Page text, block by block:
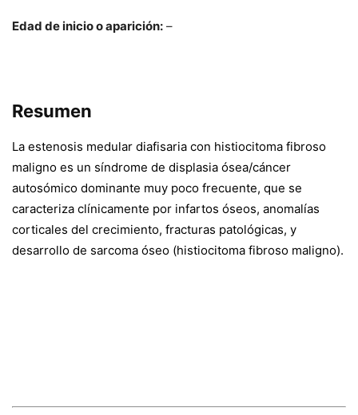
Edad de inicio o aparición: –
Resumen
La estenosis medular diafisaria con histiocitoma fibroso
maligno es un síndrome de displasia ósea/cáncer
autosómico dominante muy poco frecuente, que se
caracteriza clínicamente por infartos óseos, anomalías
corticales del crecimiento, fracturas patológicas, y
desarrollo de sarcoma óseo (histiocitoma fibroso maligno).